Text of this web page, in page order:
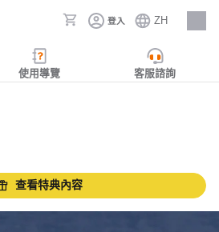
登入 ZH
人才招募
使用導覽 客服諮詢
查看特典內容